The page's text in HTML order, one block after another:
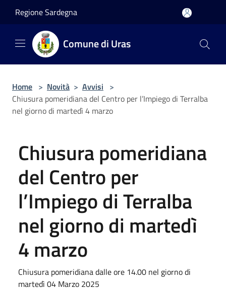
Regione Sardegna
Comune di Uras
Home > Novità > Avvisi >
Chiusura pomeridiana del Centro per l’Impiego di Terralba
nel giorno di martedì 4 marzo
Chiusura pomeridiana
del Centro per
l’Impiego di Terralba
nel giorno di martedì
4 marzo
Chiusura pomeridiana dalle ore 14.00 nel giorno di
martedì 04 Marzo 2025